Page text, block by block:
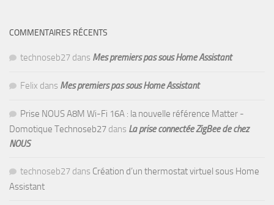
COMMENTAIRES RÉCENTS
technoseb27 dans Mes premiers pas sous Home Assistant
Felix dans Mes premiers pas sous Home Assistant
Prise NOUS A8M Wi-Fi 16A : la nouvelle référence Matter -
Domotique Technoseb27 dans La prise connectée ZigBee de chez
NOUS
technoseb27 dans Création d’un thermostat virtuel sous Home
Assistant